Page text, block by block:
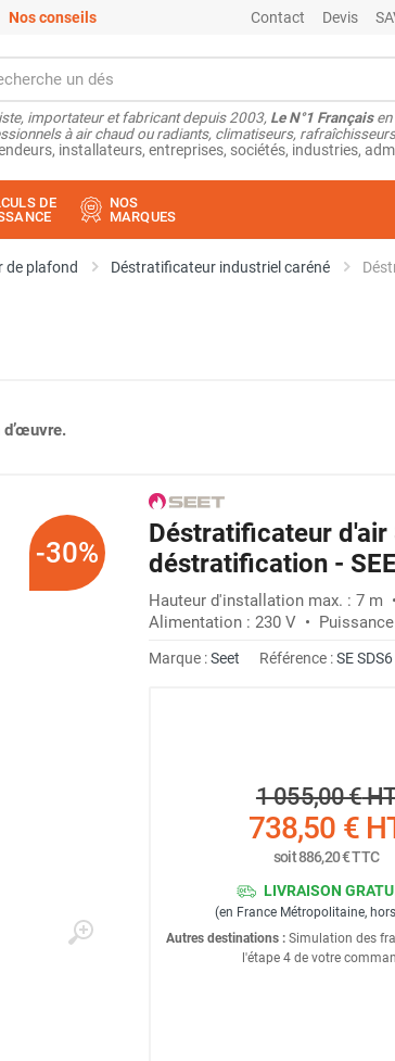
Nos conseils Contact Devis
importateur et fabricant depuis 2003, Le N°1 Françaisen
à air chaud ou radiants, climatiseurs,
installateurs, entreprises, sociétés, industries,
DE
NOS
MARQUES
de plafond Déstratificateur industriel caréné
-30%
Déstratificateur d'air
déstratification -
Hauteur d'installation max. : 7 m
Alimentation : 230 V •
Marque :Seet Référence :SE SDS6
1 055,00 €
738,50 €
soit886,20 €TTC
LIVRAISON
(en France Métropolitaine,
Autres destinations :Simulation des
l'étape 4 de votre